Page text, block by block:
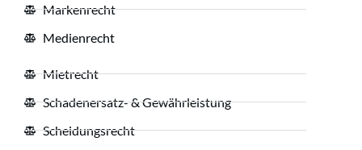
Markenrecht
Medienrecht
Mietrecht
Schadenersatz- & Gewährleistung
Scheidungsrecht